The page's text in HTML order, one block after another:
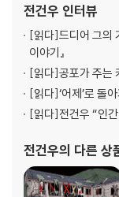
펴냈다. 장편소설 《뒤
전건우 인터뷰
[읽다]드디어 그의
이야기』
[읽다]공포가 주는
[읽다]‘어제’로 돌
[읽다]전건우 “인
전건우의 다른 상